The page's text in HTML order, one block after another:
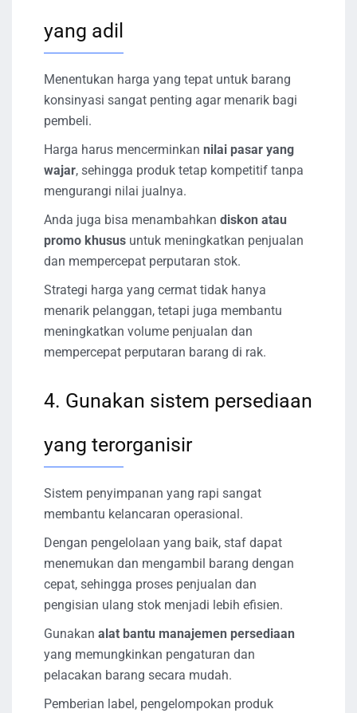
yang adil
Menentukan harga yang tepat untuk barang
konsinyasi sangat penting agar menarik bagi
pembeli.
Harga harus mencerminkan nilai pasar yang
wajar, sehingga produk tetap kompetitif tanpa
mengurangi nilai jualnya.
Anda juga bisa menambahkan diskon atau
promo khusus untuk meningkatkan penjualan
dan mempercepat perputaran stok.
Strategi harga yang cermat tidak hanya
menarik pelanggan, tetapi juga membantu
meningkatkan volume penjualan dan
mempercepat perputaran barang di rak.
4. Gunakan sistem persediaan
yang terorganisir
Sistem penyimpanan yang rapi sangat
membantu kelancaran operasional.
Dengan pengelolaan yang baik, staf dapat
menemukan dan mengambil barang dengan
cepat, sehingga proses penjualan dan
pengisian ulang stok menjadi lebih efisien.
Gunakan alat bantu manajemen persediaan
yang memungkinkan pengaturan dan
pelacakan barang secara mudah.
Pemberian label, pengelompokan produk